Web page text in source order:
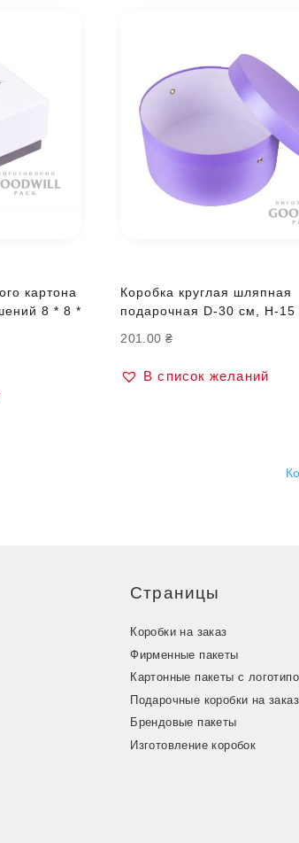
картона
8 * 8 *
Коробка круглая шляпная
подарочная D-30 см, H-15
201.00 ₴
В список желаний
Страницы
Коробки на заказ
Фирменные пакеты
Картонные пакеты с
Подарочные коробки на заказ
Брендовые пакеты
Изготовление коробок